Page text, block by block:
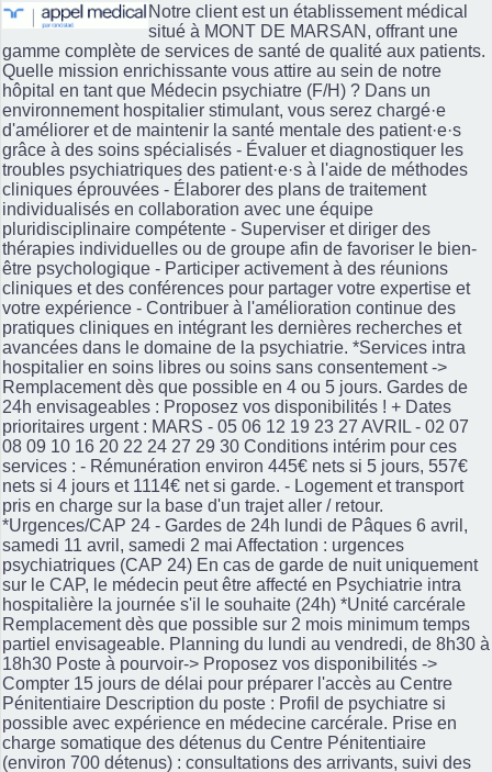
Notre client est un établissement médical
situé à MONT DE MARSAN, offrant une
gamme complète de services de santé de qualité aux patients.
Quelle mission enrichissante vous attire au sein de notre
hôpital en tant que Médecin psychiatre (F/H) ? Dans un
environnement hospitalier stimulant, vous serez chargé·e
d'améliorer et de maintenir la santé mentale des patient·e·s
grâce à des soins spécialisés - Évaluer et diagnostiquer les
troubles psychiatriques des patient·e·s à l'aide de méthodes
cliniques éprouvées - Élaborer des plans de traitement
individualisés en collaboration avec une équipe
pluridisciplinaire compétente - Superviser et diriger des
thérapies individuelles ou de groupe afin de favoriser le bien-
être psychologique - Participer activement à des réunions
cliniques et des conférences pour partager votre expertise et
votre expérience - Contribuer à l'amélioration continue des
pratiques cliniques en intégrant les dernières recherches et
avancées dans le domaine de la psychiatrie. *Services intra
hospitalier en soins libres ou soins sans consentement ->
Remplacement dès que possible en 4 ou 5 jours. Gardes de
24h envisageables : Proposez vos disponibilités ! + Dates
prioritaires urgent : MARS - 05 06 12 19 23 27 AVRIL - 02 07
08 09 10 16 20 22 24 27 29 30 Conditions intérim pour ces
services : - Rémunération environ 445€ nets si 5 jours, 557€
nets si 4 jours et 1114€ net si garde. - Logement et transport
pris en charge sur la base d'un trajet aller / retour.
*Urgences/CAP 24 - Gardes de 24h lundi de Pâques 6 avril,
samedi 11 avril, samedi 2 mai Affectation : urgences
psychiatriques (CAP 24) En cas de garde de nuit uniquement
sur le CAP, le médecin peut être affecté en Psychiatrie intra
hospitalière la journée s'il le souhaite (24h) *Unité carcérale
Remplacement dès que possible sur 2 mois minimum temps
partiel envisageable. Planning du lundi au vendredi, de 8h30 à
18h30 Poste à pourvoir-> Proposez vos disponibilités ->
Compter 15 jours de délai pour préparer l'accès au Centre
Pénitentiaire Description du poste : Profil de psychiatre si
possible avec expérience en médecine carcérale. Prise en
charge somatique des détenus du Centre Pénitentiaire
(environ 700 détenus) : consultations des arrivants, suivi des